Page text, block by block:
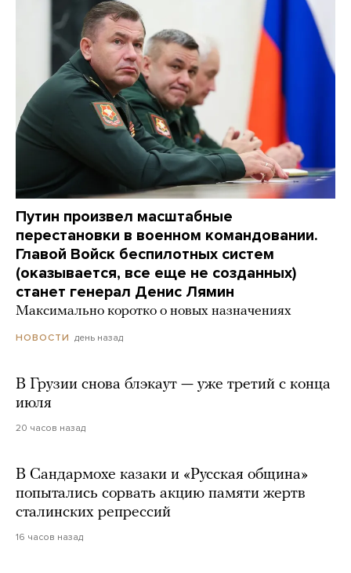
Путин произвел масштабные
перестановки в военном командовании.
Главой Войск беспилотных систем
(оказывается, все еще не созданных)
станет генерал Денис Лямин
Максимально коротко о новых назначениях
НОВОСТИ день назад
В Грузии снова блэкаут — уже третий с конца
июля
20 часов назад
В Сандармохе казаки и «Русская община»
попытались сорвать акцию памяти жертв
сталинских репрессий
16 часов назад